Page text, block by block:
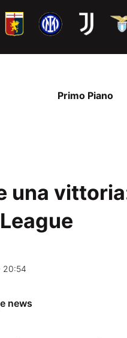
Primo Piano
una
20:54
news